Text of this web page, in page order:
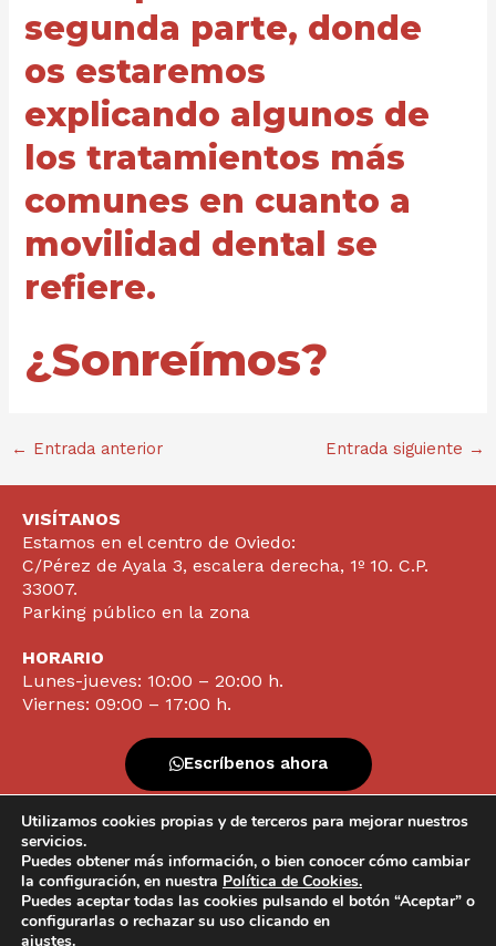
segunda parte, donde
os estaremos
explicando algunos de
los tratamientos más
comunes en cuanto a
movilidad dental se
refiere.
¿Sonreímos?
← Entrada anterior Entrada siguiente →
VISÍTANOS
Estamos en el centro de Oviedo:
C/Pérez de Ayala 3, escalera derecha, 1º 10. C.P.
33007.
Parking público en la zona
HORARIO
Lunes-jueves: 10:00 – 20:00 h.
Viernes: 09:00 – 17:00 h.
Escríbenos ahora
info@clinicavazquezlameiras.com |Protección de datos |
Utilizamos cookies propias y de terceros para mejorar nuestros
servicios.
Puedes obtener más información, o bien conocer cómo cambiar
la configuración, en nuestra Política de Cookies.
Puedes aceptar todas las cookies pulsando el botón “Aceptar” o
configurarlas o rechazar su uso clicando en
ajustes.